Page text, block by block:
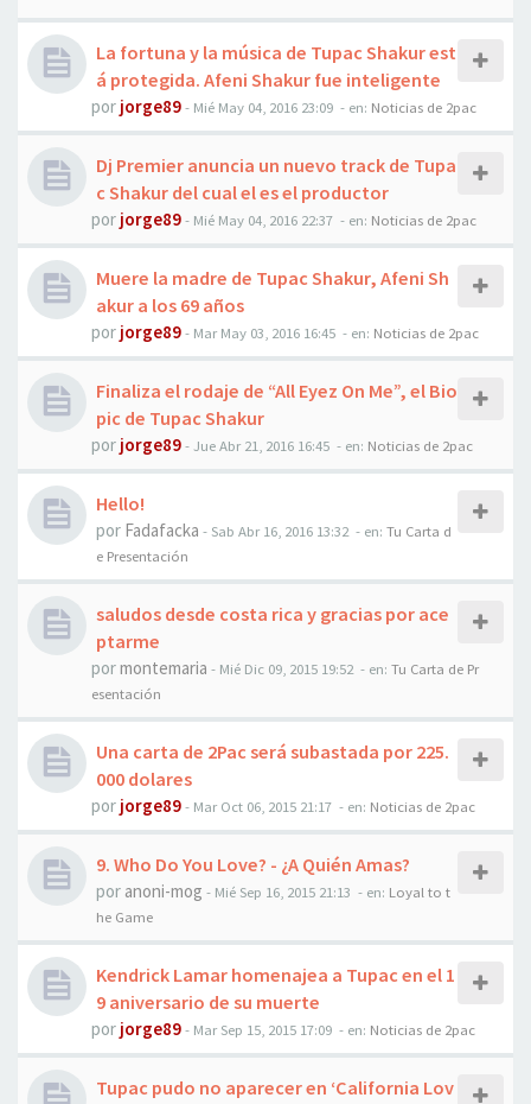
La fortuna y la música de Tupac Shakur est
á protegida. Afeni Shakur fue inteligente
por jorge89- Mié May 04, 2016 23:09 - en: Noticias de 2pac
Dj Premier anuncia un nuevo track de Tupa
c Shakur del cual el es el productor
por jorge89- Mié May 04, 2016 22:37 - en: Noticias de 2pac
Muere la madre de Tupac Shakur, Afeni Sh
akur a los 69 años
por jorge89- Mar May 03, 2016 16:45 - en: Noticias de 2pac
Finaliza el rodaje de “All Eyez On Me”, el Bio
pic de Tupac Shakur
por jorge89-Jue Abr 21, 2016 16:45 - en: Noticias de 2pac
Hello!
por Fadafacka - Sab Abr 16, 2016 13:32 - en: Tu Carta d
e Presentación
saludos desde costa rica y gracias por ace
ptarme
pormontemaria - Mié Dic 09, 2015 19:52 - en: Tu Carta de Pr
esentación
Una carta de 2Pac será subastada por 225.
000 dolares
por jorge89- Mar Oct 06, 2015 21:17 - en: Noticias de 2pac
9. Who Do You Love? - ¿A Quién Amas?
por anoni-mog - Mié Sep 16, 2015 21:13 - en: Loyal to t
he Game
Kendrick Lamar homenajea a Tupac en el 1
9 aniversario de su muerte
por jorge89- Mar Sep 15, 2015 17:09 - en: Noticias de 2pac
Tupac pudo no aparecer en ‘California Lov